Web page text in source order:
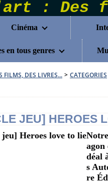
Cinéma
en tous genres
FILMS, DES LIVRES... > CATEGORIES
JEU] HEROES
agon
déal
s
re